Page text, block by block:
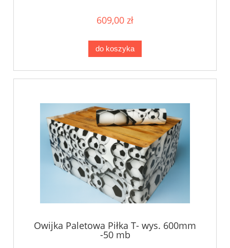
609,00 zł
do koszyka
Owijka Paletowa Piłka T- wys. 600mm
-50 mb